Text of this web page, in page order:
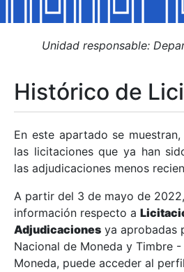
Mostrar/Ocultar
Mostrar/Ocultar
Mostrar/Ocultar
Mostrar/Ocultar
Unidad responsable:
Histórico de
En este apartado se
las licitaciones que ya han
las adjudicaciones menos
A partir del 3 de mayo de
información respecto a
Adjudicaciones ya aprobadas
Nacional de Moneda y Timbre -
Moneda, puede acceder al